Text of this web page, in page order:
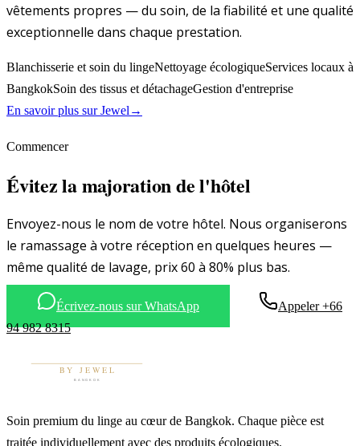
vêtements propres — du soin, de la fiabilité et une qualité
exceptionnelle dans chaque prestation.
Blanchisserie et soin du lingeNettoyage écologiqueServices locaux à
BangkokSoin des tissus et détachageGestion d'entreprise
En savoir plus sur Jewel →
Commencer
Évitez la majoration de l'hôtel
Envoyez-nous le nom de votre hôtel. Nous organiserons
le ramassage à votre réception en quelques heures —
même qualité de lavage, prix 60 à 80% plus bas.
Écrivez-nous sur WhatsApp
Appeler +66
94 982 8315
Soin premium du linge au cœur de Bangkok. Chaque pièce est
traitée individuellement avec des produits écologiques.